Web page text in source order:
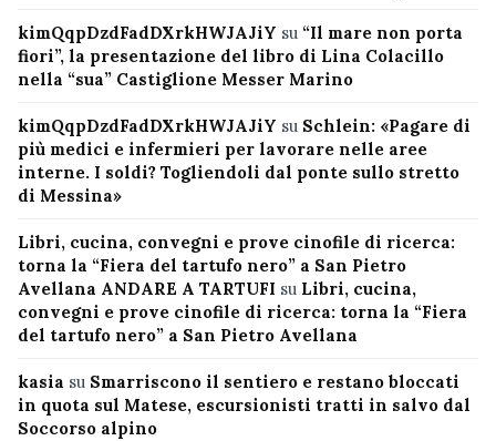
kimQqpDzdFadDXrkHWJAJiY su “Il mare non porta
fiori”, la presentazione del libro di Lina Colacillo
nella “sua” Castiglione Messer Marino
kimQqpDzdFadDXrkHWJAJiY su Schlein: «Pagare di
più medici e infermieri per lavorare nelle aree
interne. I soldi? Togliendoli dal ponte sullo stretto
di Messina»
Libri, cucina, convegni e prove cinofile di ricerca:
torna la “Fiera del tartufo nero” a San Pietro
Avellana ANDARE A TARTUFI su Libri, cucina,
convegni e prove cinofile di ricerca: torna la “Fiera
del tartufo nero” a San Pietro Avellana
kasia su Smarriscono il sentiero e restano bloccati
in quota sul Matese, escursionisti tratti in salvo dal
Soccorso alpino